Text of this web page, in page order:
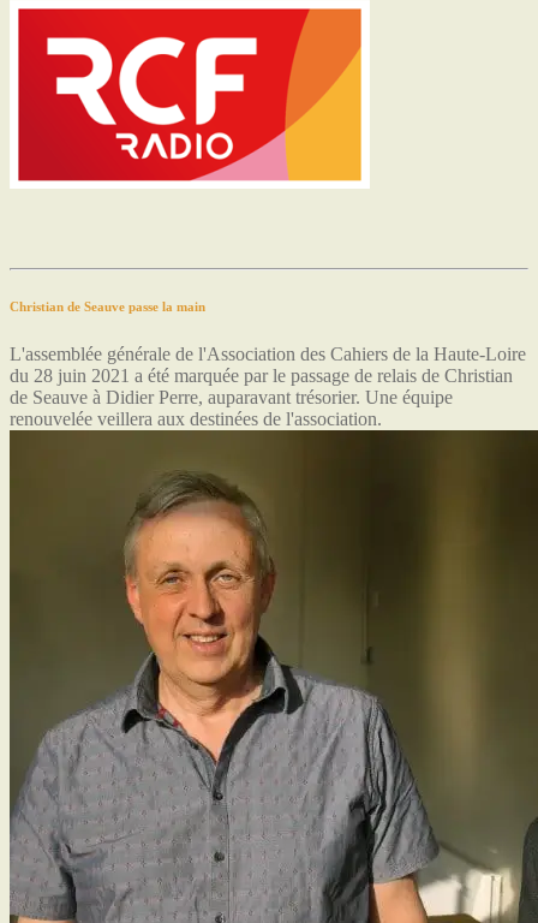
Christian de Seauve passe la main
L'assemblée générale de l'Association des Cahiers de la Haute-Loire
du 28 juin 2021 a été marquée par le passage de relais de Christian
de Seauve à Didier Perre, auparavant trésorier. Une équipe
renouvelée veillera aux destinées de l'association.